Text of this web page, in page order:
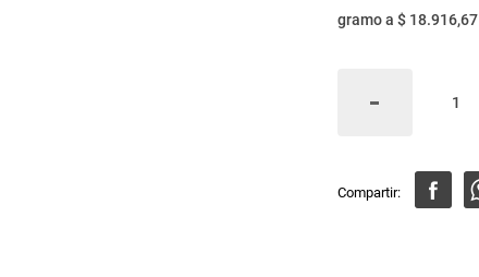
gramoa $ 18.916,67